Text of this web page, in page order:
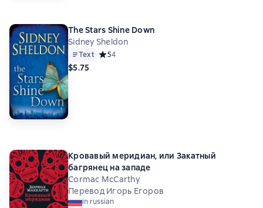
The Stars Shine Down
Sidney Sheldon
Text Средний рейтинг 5 на основе 4 оценок
54
$5.75
Кровавый меридиан, или Закатный
багрянец на западе
Cormac McCarthy
Перевод Игорь Егоров
in russian